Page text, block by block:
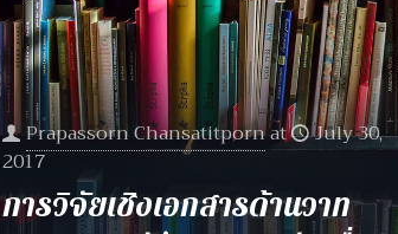
Prapassorn Chansatitpornat
July 30,
2017
การวิจัยเชิงเอกสารด้านวาท